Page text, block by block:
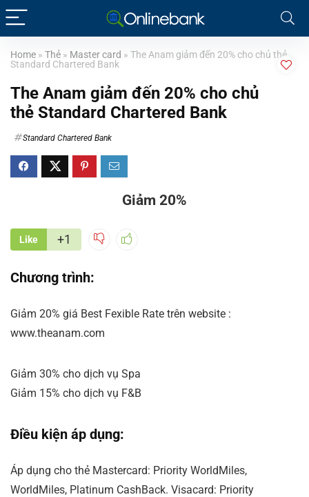
Home » Thẻ » Master card » The Anam giảm đến 20% cho chủ thẻ
Standard Chartered Bank
The Anam giảm đến 20% cho chủ
thẻ Standard Chartered Bank
Standard Chartered Bank
Giảm 20%
Like +1
Chương trình:
Giảm 20% giá Best Fexible Rate trên website :
www.theanam.com
Giảm 30% cho dịch vụ Spa
Giảm 15% cho dịch vụ F&B
Điều kiện áp dụng:
Áp dụng cho thẻ Mastercard: Priority WorldMiles,
WorldMiles, Platinum CashBack. Visacard: Priority